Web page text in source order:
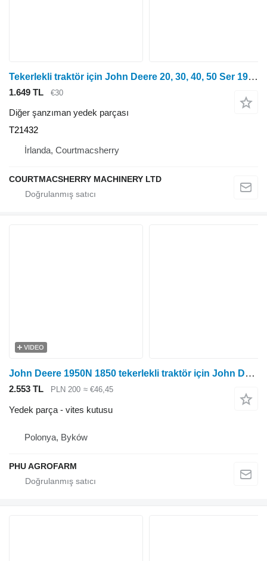
Tekerlekli traktör için John Deere 20, 30, 40, 50 Ser 1950 Diferansiyel Rulman Muhafazası Sağ Taraf T21432
1.649 TL €30
Diğer şanzıman yedek parçası
T21432
İrlanda, Courtmacsherry
COURTMACSHERRY MACHINERY LTD
VIDEO
John Deere 1950N 1850 tekerlekli traktör için John Deere 1950N 1850 parts, ersatzteile, pieces vites kutusu
2.553 TL PLN 200 ≈ €46,45
Yedek parça - vites kutusu
Polonya, Byków
PHU AGROFARM